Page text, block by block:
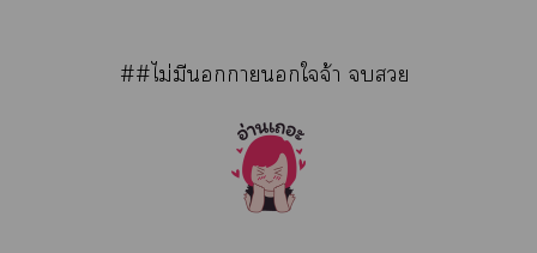
##ไม่มีนาใจ้า 